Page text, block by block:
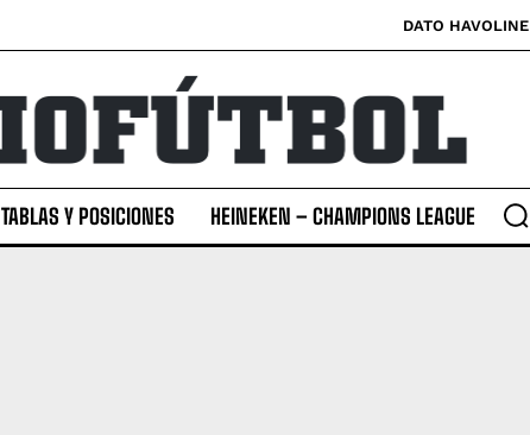
DATO HAVOLINE
TABLAS Y POSICIONES HEINEKEN – CHAMPIONS LEAGUE